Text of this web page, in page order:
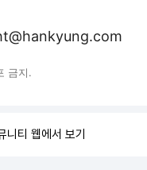
금지.
니티 웹에서 보기